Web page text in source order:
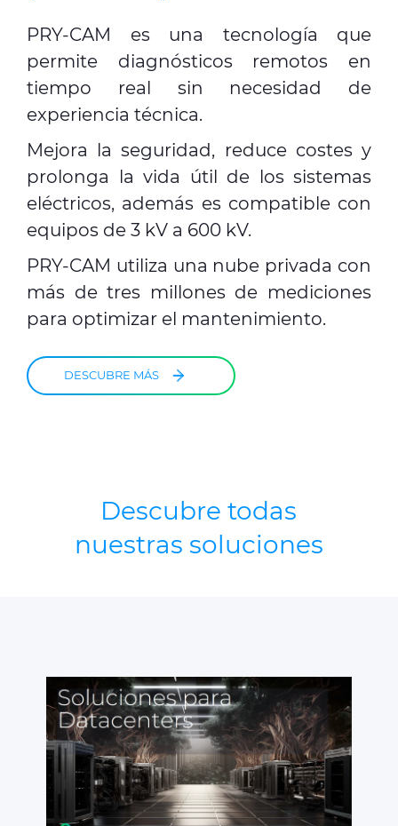
PRY-CAM es una tecnología que
permite diagnósticos remotos en
tiempo real sin necesidad de
experiencia técnica.
Mejora la seguridad, reduce costes y
prolonga la vida útil de los sistemas
eléctricos, además es compatible con
equipos de 3 kV a 600 kV.
PRY-CAM utiliza una nube privada con
más de tres millones de mediciones
para optimizar el mantenimiento.
DESCUBRE MÁS
Descubre todas
nuestras soluciones